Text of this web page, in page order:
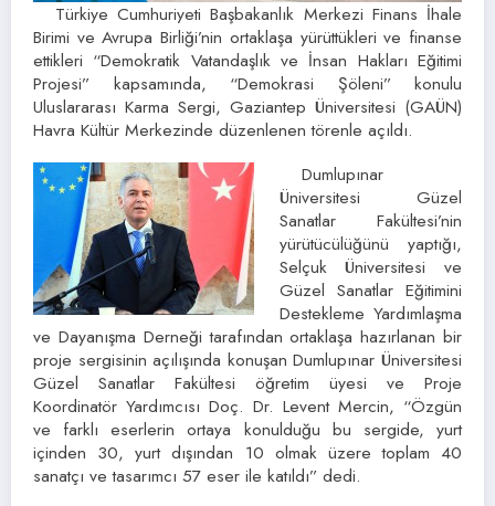
Türkiye Cumhuriyeti Başbakanlık Merkezi Finans İhale
Birimi ve Avrupa Birliği’nin ortaklaşa yürüttükleri ve finanse
ettikleri “Demokratik Vatandaşlık ve İnsan Hakları Eğitimi
Projesi” kapsamında, “Demokrasi Şöleni” konulu
Uluslararası Karma Sergi, Gaziantep Üniversitesi (GAÜN)
Havra Kültür Merkezinde düzenlenen törenle açıldı.
Dumlupınar
Üniversitesi Güzel
Sanatlar Fakültesi’nin
yürütücülüğünü yaptığı,
Selçuk Üniversitesi ve
Güzel Sanatlar Eğitimini
Destekleme Yardımlaşma
ve Dayanışma Derneği tarafından ortaklaşa hazırlanan bir
proje sergisinin açılışında konuşan Dumlupınar Üniversitesi
Güzel Sanatlar Fakültesi öğretim üyesi ve Proje
Koordinatör Yardımcısı Doç. Dr. Levent Mercin, “Özgün
ve farklı eserlerin ortaya konulduğu bu sergide, yurt
içinden 30, yurt dışından 10 olmak üzere toplam 40
sanatçı ve tasarımcı 57 eser ile katıldı” dedi.